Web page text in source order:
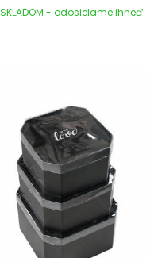
SKLADOM - odosielame ihneď